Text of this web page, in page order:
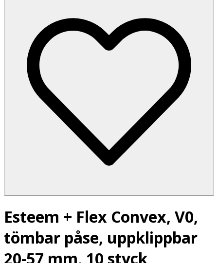
Esteem + Flex Convex, V0,
tömbar påse, uppklippbar
20-57 mm, 10 styck